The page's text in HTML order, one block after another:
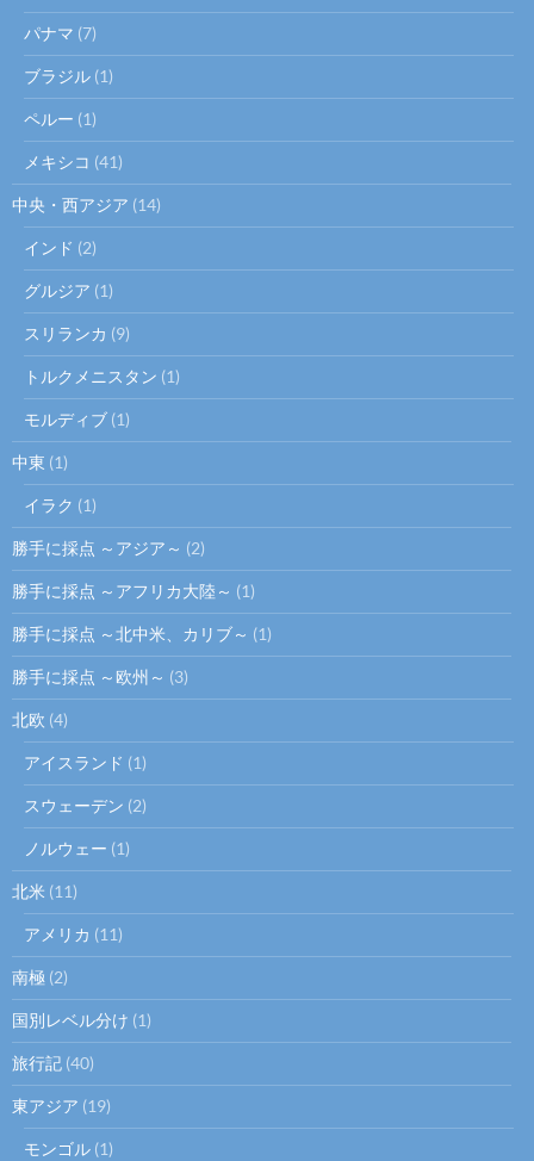
パナマ (7)
ブラジル (1)
ペルー (1)
メキシコ (41)
中央・西アジア (14)
インド (2)
グルジア (1)
スリランカ (9)
トルクメニスタン (1)
モルディブ (1)
中東 (1)
イラク (1)
勝手に採点 ～アジア～ (2)
勝手に採点 ～アフリカ大陸～ (1)
勝手に採点 ～北中米、カリブ～ (1)
勝手に採点 ～欧州～ (3)
北欧 (4)
アイスランド (1)
スウェーデン (2)
ノルウェー (1)
北米 (11)
アメリカ (11)
南極 (2)
国別レベル分け (1)
旅行記 (40)
東アジア (19)
モンゴル (1)